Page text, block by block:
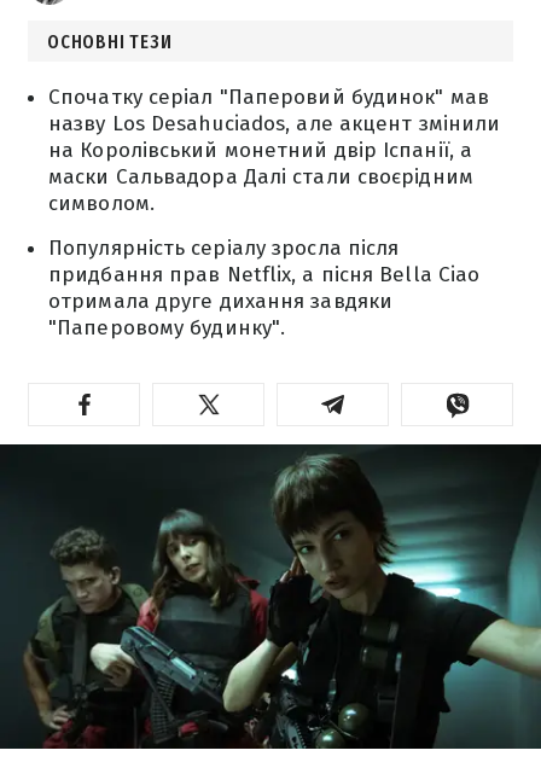
ОСНОВНІ ТЕЗИ
Спочатку серіал "Паперовий будинок" мав
назву Los Desahuciados, але акцент змінили
на Королівський монетний двір Іспанії, а
маски Сальвадора Далі стали своєрідним
символом.
Популярність серіалу зросла після
придбання прав Netflix, а пісня Bella Ciao
отримала друге дихання завдяки
"Паперовому будинку".